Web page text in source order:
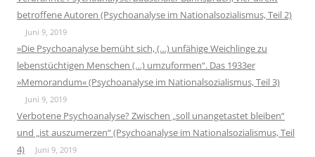
betroffene Autoren (Psychoanalyse im Nationalsozialismus, Teil 2)
Juni 9, 2019
»Die Psychoanalyse bemüht sich, (…) unfähige Weichlinge zu
lebenstüchtigen Menschen (…) umzuformen“. Das 1933er
»Memorandum« (Psychoanalyse im Nationalsozialismus, Teil 3)
Juni 9, 2019
Verbotene Psychoanalyse? Zwischen „soll unangetastet bleiben“
und „ist auszumerzen“ (Psychoanalyse im Nationalsozialismus, Teil
4)
Juni 9, 2019